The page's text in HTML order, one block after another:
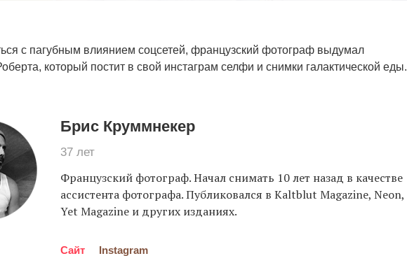
с пагубным влиянием соцсетей, французский фотограф выдумал
который постит в свой инстаграм селфи и снимки галактической еды.
Брис Круммнекер
37 лет
Французский фотограф. Начал снимать 10 лет назад в качестве
ассистента фотографа. Публиковался в Kaltblut Magazine, Neon,
Yet Magazine и других изданиях.
Сайт Instagram